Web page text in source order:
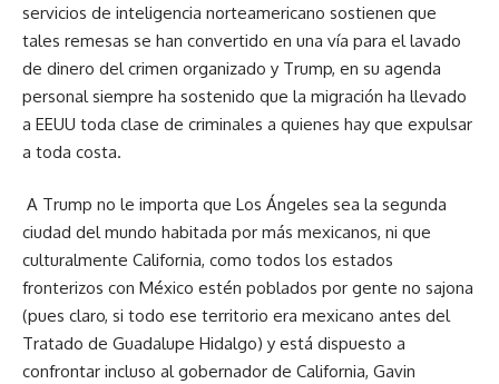
servicios de inteligencia norteamericano sostienen que
tales remesas se han convertido en una vía para el lavado
de dinero del crimen organizado y Trump, en su agenda
personal siempre ha sostenido que la migración ha llevado
a EEUU toda clase de criminales a quienes hay que expulsar
a toda costa.
A Trump no le importa que Los Ángeles sea la segunda
ciudad del mundo habitada por más mexicanos, ni que
culturalmente California, como todos los estados
fronterizos con México estén poblados por gente no sajona
(pues claro, si todo ese territorio era mexicano antes del
Tratado de Guadalupe Hidalgo) y está dispuesto a
confrontar incluso al gobernador de California, Gavin